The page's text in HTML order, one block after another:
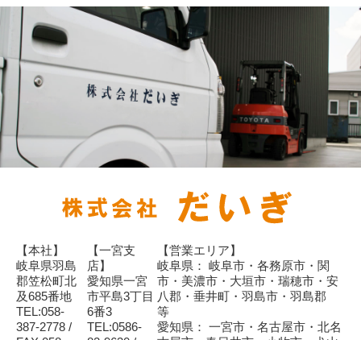
【本社】
岐阜県羽島
郡笠松町北
及685番地
TEL:058-
387-2778 /
【一宮支
店】
愛知県一宮
市平島3丁目
6番3
TEL:0586-
【営業エリア】
岐阜県： 岐阜市・各務原市・関
市・美濃市・大垣市・瑞穂市・安
八郡・垂井町・羽島市・羽島郡
等
愛知県： 一宮市・名古屋市・北名